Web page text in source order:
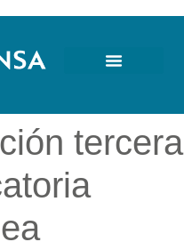
tercera